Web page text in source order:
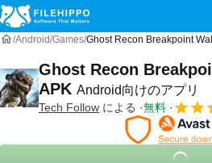
Android Games Ghost Recon Breakpoint
Ghost Recon
APK Android向けのアプリ
Tech Follow による 無料